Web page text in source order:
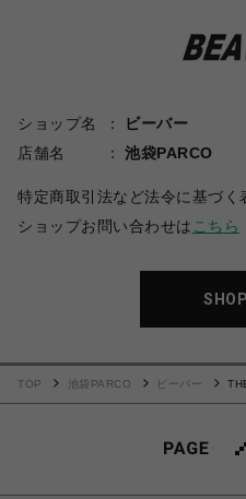
ショップ名
ビーバー
店舗名
池袋PARCO
特定商取引法など法令に基づく
ショップお問い合わせは こちら
TOP 池袋PARCO ビーバー